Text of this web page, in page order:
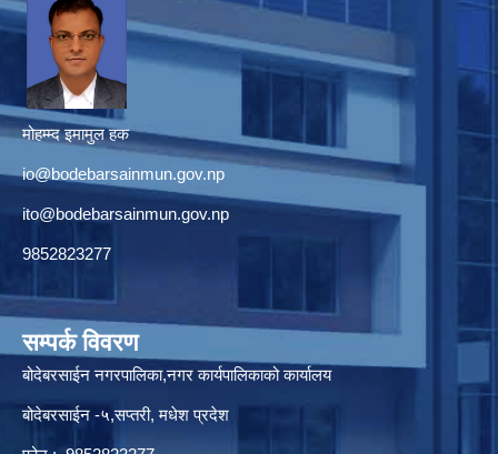
मोहम्म्द इमामुल हक
io@bodebarsainmun.gov.np
ito@bodebarsainmun.gov.np
9852823277
सम्पर्क विवरण
बोदेबरसाईन नगरपालिका,नगर कार्यपालिकाको कार्यालय
बोदेबरसाईन -५,सप्तरी, मधेश प्रदेश